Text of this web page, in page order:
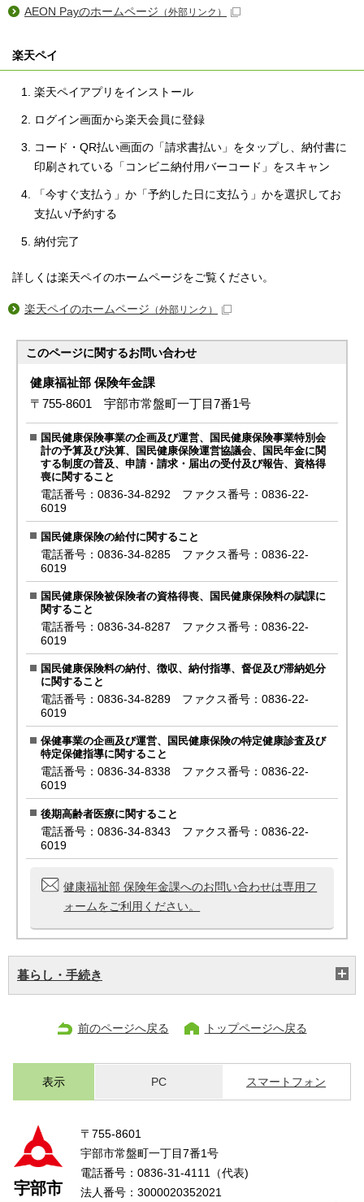
AEON Payのホームページ （外部リンク）
楽天ペイ
楽天ペイアプリをインストール
ログイン画面から楽天会員に登録
コード・QR払い画面の「請求書払い」をタップし、納付書に
印刷されている「コンビニ納付用バーコード」をスキャン
「今すぐ支払う」か「予約した日に支払う」かを選択してお
支払い/予約する
納付完了
詳しくは楽天ペイのホームページをご覧ください。
楽天ペイのホームページ （外部リンク）
このページに関するお問い合わせ
健康福祉部 保険年金課
〒755-8601 宇部市常盤町一丁目7番1号
国民健康保険事業の企画及び運営、国民健康保険事業特別会
計の予算及び決算、国民健康保険運営協議会、国民年金に関
する制度の普及、申請・請求・届出の受付及び報告、資格得
喪に関すること
電話番号：0836-34-8292 ファクス番号：0836-22-
6019
国民健康保険の給付に関すること
電話番号：0836-34-8285 ファクス番号：0836-22-
6019
国民健康保険被保険者の資格得喪、国民健康保険料の賦課に
関すること
電話番号：0836-34-8287 ファクス番号：0836-22-
6019
国民健康保険料の納付、徴収、納付指導、督促及び滞納処分
に関すること
電話番号：0836-34-8289 ファクス番号：0836-22-
6019
保健事業の企画及び運営、国民健康保険の特定健康診査及び
特定保健指導に関すること
電話番号：0836-34-8338 ファクス番号：0836-22-
6019
後期高齢者医療に関すること
電話番号：0836-34-8343 ファクス番号：0836-22-
6019
健康福祉部 保険年金課へのお問い合わせは専用フ
ォームをご利用ください。
暮らし・手続き
前のページへ戻る トップページへ戻る
表示 PC スマートフォン
宇部市
〒755-8601
宇部市常盤町一丁目7番1号
電話番号：0836-31-4111（代表)
法人番号：3000020352021